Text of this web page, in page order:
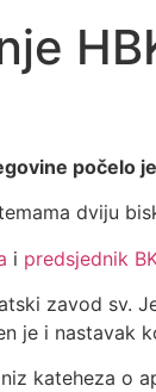
počelo
dviju
i predsjednik
zavod sv.
i nastavak
kateheza o